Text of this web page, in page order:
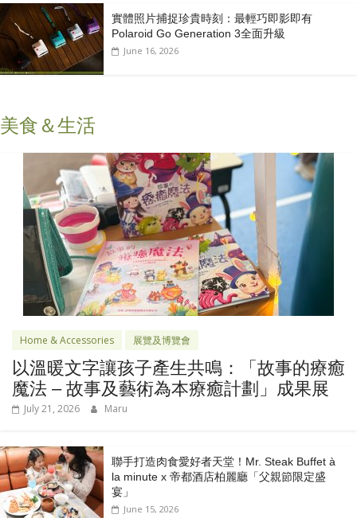
實體照片捕捉珍貴時刻：最輕巧即影即有
Polaroid Go Generation 3全面升級
June 16, 2026
美食＆生活
Home & Accessories 展覽及博覽會
以溫暖文字讓孩子產生共鳴：「故事的療癒
魔法 – 故事及藝術為本療癒計劃」成果展
July 21, 2026 Maru
聯手打造肉食愛好者天堂！Mr. Steak Buffet à
la minute x 帝都酒店柏麗廳「⽗親節限定盛
宴」
June 15, 2026